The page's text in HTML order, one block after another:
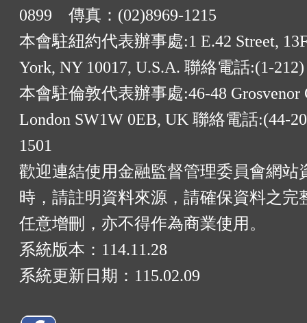
0899 傳真：(02)8969-1215
本會駐紐約代表辦事處:1 E.42 Street,
York, NY 10017, U.S.A. 聯絡電話:(1-212)
本會駐倫敦代表辦事處:46-48 Grosvenor
London SW1W 0EB, UK 聯絡電話:(44-
1501
歡迎連結使用金融監督管理委員會網站
時，請註明資料來源，請確保資料之完
任意增刪，亦不得作為商業使用。
系統版本： 114.11.28
系統更新日期： 115.02.09